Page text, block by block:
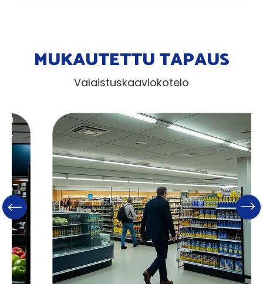
MUKAUTETTU TAPAUS
Valaistuskaaviokotelo